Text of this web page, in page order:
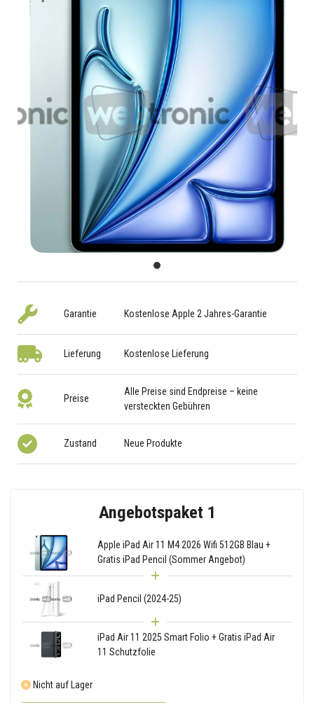
Garantie Kostenlose Apple 2 Jahres-Garantie
Lieferung Kostenlose Lieferung
Preise
Alle Preise sind Endpreise – keine
versteckten Gebühren
Zustand Neue Produkte
Angebotspaket 1
Apple iPad Air 11 M4 2026 Wifi 512GB Blau +
Gratis iPad Pencil (Sommer Angebot)
iPad Pencil (2024-25)
iPad Air 11 2025 Smart Folio + Gratis iPad Air
11 Schutzfolie
Nicht auf Lager